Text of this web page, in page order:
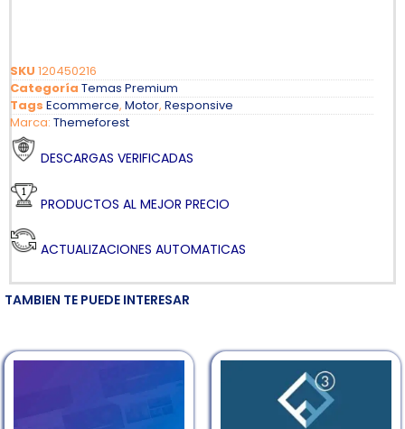
SKU 120450216
Categoría Temas Premium
Tags Ecommerce, Motor, Responsive
Marca: Themeforest
DESCARGAS VERIFICADAS
PRODUCTOS AL MEJOR PRECIO
ACTUALIZACIONES AUTOMATICAS
TAMBIEN TE PUEDE INTERESAR